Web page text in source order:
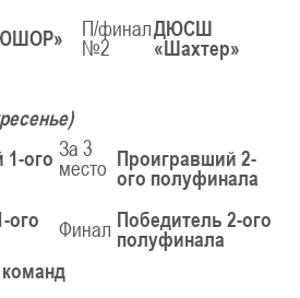
П/финал
№2
ДЮСШ
«Шахтер»
ого За 3
место Проигравший 2-
ого полуфинала
ого
Финал Победитель 2-ого
полуфинала